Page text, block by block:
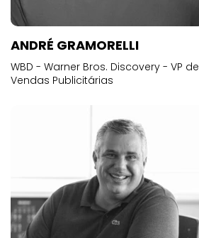
ANDRÉ GRAMORELLI
WBD - Warner Bros. Discovery - VP de
Vendas Publicitárias